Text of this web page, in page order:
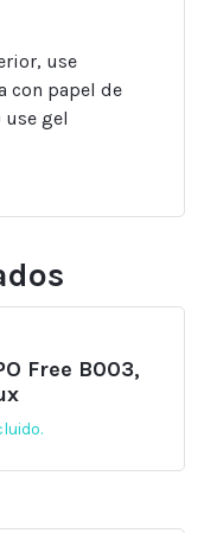
use
con papel de
gel
Free B003,